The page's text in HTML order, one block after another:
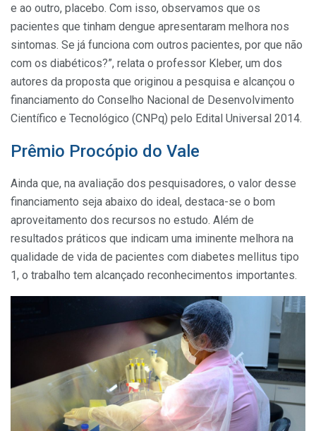
e ao outro, placebo. Com isso, observamos que os
pacientes que tinham dengue apresentaram melhora nos
sintomas. Se já funciona com outros pacientes, por que não
com os diabéticos?”, relata o professor Kleber, um dos
autores da proposta que originou a pesquisa e alcançou o
financiamento do Conselho Nacional de Desenvolvimento
Científico e Tecnológico (CNPq) pelo Edital Universal 2014.
Prêmio Procópio do Vale
Ainda que, na avaliação dos pesquisadores, o valor desse
financiamento seja abaixo do ideal, destaca-se o bom
aproveitamento dos recursos no estudo. Além de
resultados práticos que indicam uma iminente melhora na
qualidade de vida de pacientes com diabetes mellitus tipo
1, o trabalho tem alcançado reconhecimentos importantes.